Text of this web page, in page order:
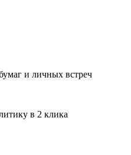
и личных встреч
в 2 клика